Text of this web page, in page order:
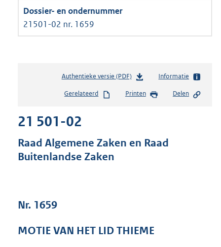
21501-02 nr. 1659
Authentieke versie (PDF)b
s
s
Informatie
Gerelateerd Printen Delen
21 501-02
Raad Algemene Zaken en Raad
Buitenlandse Zaken
Nr. 1659
MOTIE VAN HET LID THIEME